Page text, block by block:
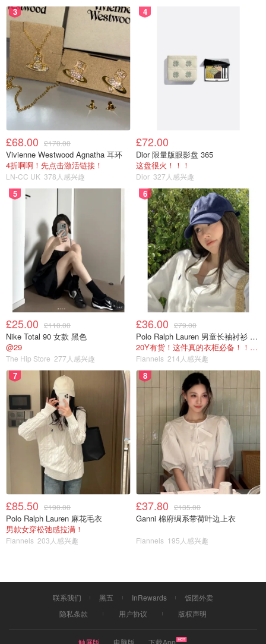
3
£68.00 £170.00
Vivienne Westwood Agnatha 耳环
4折啊啊！先点击激活链接！
LN-CC UK 378人感兴趣
4
£72.00
Dior 限量版眼影盘 365
这盘很火！！！
Dior 327人感兴趣
5
£25.00 £110.00
Nike Total 90 女款 黑色
@29
The Hip Store 277人感兴趣
6
£36.00 £79.00
Polo Ralph Lauren 男童长袖衬衫 Oxford
20Y有货！这件真的衣柜必备！！@蜜子不爱吃
Flannels 214人感兴趣
7
£85.50 £190.00
Polo Ralph Lauren 麻花毛衣
男款女穿松弛感拉满！
Flannels 203人感兴趣
8
£37.80 £135.00
Ganni 棉府绸系带荷叶边上衣
Flannels 195人感兴趣
联系我们 黑五 InRewards
饭团外卖
隐私条款
用户协议 版权声明
触屏版 电脑版 下载App